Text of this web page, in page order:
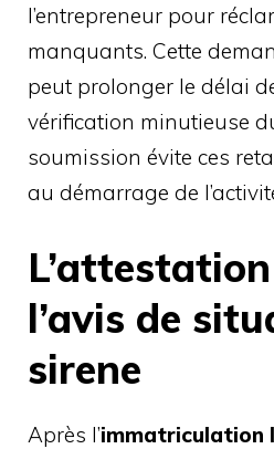
l’entrepreneur pour
manquants. Cette
peut prolonger le délai
vérification minutieuse
soumission évite ces
au démarrage de
l’avis de
sirene
Après l’immatriculation